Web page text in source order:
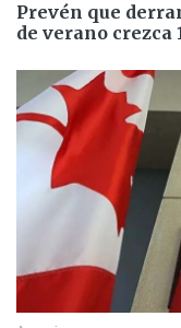
Prevén que
de verano crezca